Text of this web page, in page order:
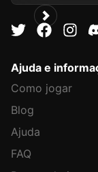
Ajuda e
Como jogar
Blog
Ajuda
FAQ